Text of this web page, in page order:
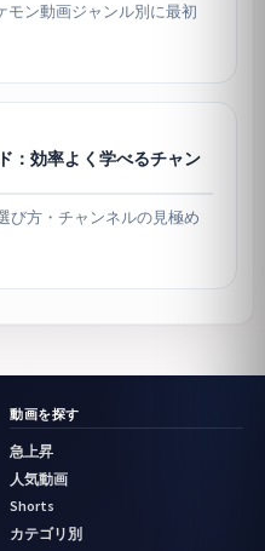
ン動画ジャンル別に最初
：効率よく学べるチャン
び方・チャンネルの見極め
動画を探す
急上昇
人気動画
Shorts
カテゴリ別